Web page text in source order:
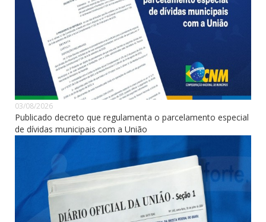
03/08/2026
Publicado decreto que regulamenta o parcelamento especial
de dívidas municipais com a União